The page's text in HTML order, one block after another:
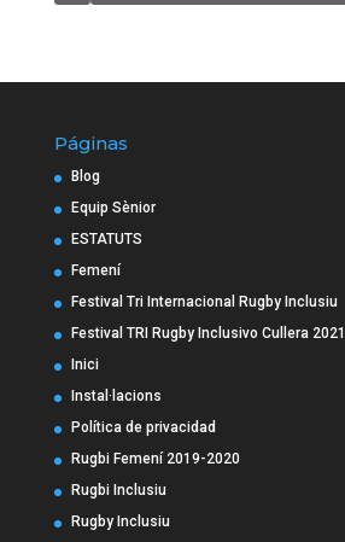
Páginas
Blog
Equip Sènior
ESTATUTS
Femení
Festival Tri Internacional Rugby Inclusiu
Festival TRI Rugby Inclusivo Cullera 2021
Inici
Instal·lacions
Política de privacidad
Rugbi Femení 2019-2020
Rugbi Inclusiu
Rugby Inclusiu